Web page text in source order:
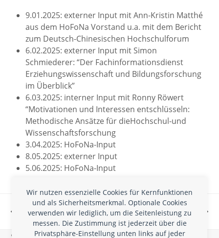
Wir nutzen essenzielle Cookies für Kernfunktionen
und als Sicherheitsmerkmal. Optionale Cookies
verwenden wir lediglich, um die Seitenleistung zu
messen. Die Zustimmung ist jederzeit über die
Privatsphäre-Einstellung unten links auf jeder
9.01.2025: externer Input mit Ann-Kristin Matthé
aus dem HoFoNa Vorstand u.a. mit dem Bericht
zum Deutsch-Chinesischen Hochschulforum
6.02.2025: externer Input mit Simon
Schmiederer: “Der Fachinformationsdienst
Erziehungswissenschaft und Bildungsforschung
im Überblick”
6.03.2025: interner Input mit Ronny Röwert
“Motivationen und Interessen entschlüsseln:
Methodische Ansätze für dieHochschul-und
Wissenschaftsforschung
3.04.2025: HoFoNa-Input
8.05.2025: externer Input
5.06.2025: HoFoNa-Input
vorheriger
Beitrag:
HoFoNa-Tag 2024
wieder ein voller
Erfolg!
Nächster
Beitrag:
Die HoFoNa-
Schreibwerkstatt findet
bald statt!